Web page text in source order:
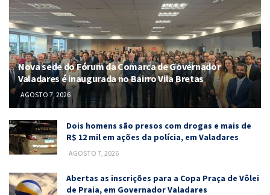
Nova sede do Fórum da Comarca de Governador
Valadares é inaugurada no Bairro Vila Bretas
AGOSTO 7, 2026
Dois homens são presos com drogas e mais de
R$ 12 mil em ações da polícia, em Valadares
AGOSTO 7, 2026
Abertas as inscrições para a Copa Praça de Vôlei
de Praia, em Governador Valadares